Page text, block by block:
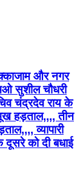
और नगर
सुशील चौधरी
चंद्रदेव राय के
हड़ताल,,,, तीन
व्यापारी
को दी बधाई